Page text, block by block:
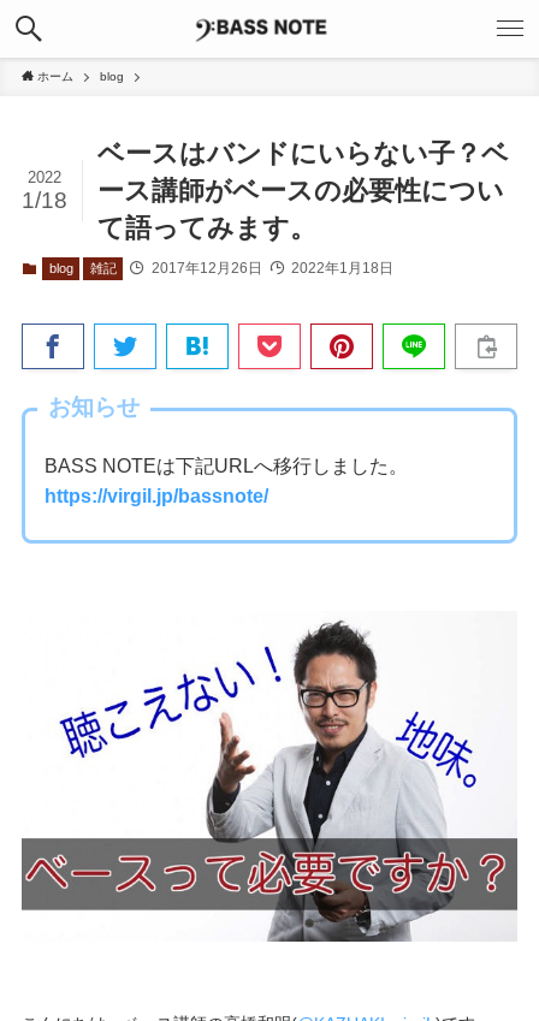
ホーム blog
ベースはバンドにいらない子？ベ
ース講師がベースの必要性につい
て語ってみます。
2022
1/18
blog 雑記 2017年12月26日 2022年1月18日
お知らせ
BASS NOTEは下記URLへ移行しました。
https://virgil.jp/bassnote/